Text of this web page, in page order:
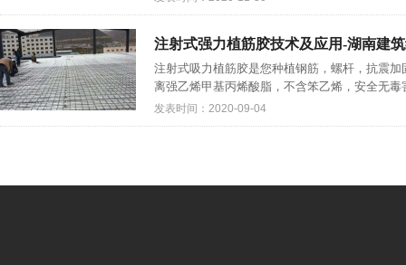
注射式强力植筋胶技术及应用-湖南建
注射式吸力植筋胶是您种植钢筋，螺杆，抗震
离强乙烯甲基丙烯酸脂，不含笨乙烯，安全无
发表时间：2020-09-04